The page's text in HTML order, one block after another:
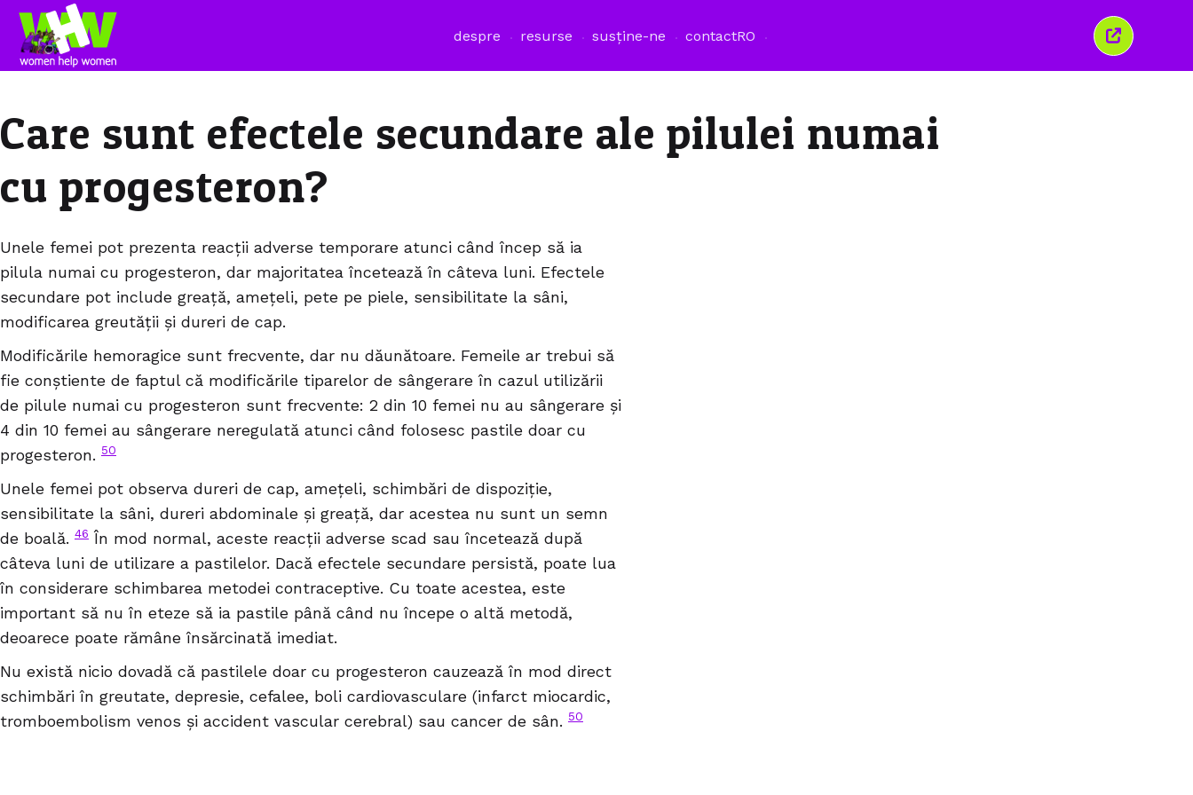
despre resurse susține-ne contactRO
Închide
această
Care sunt efectele secundare ale pilulei numai
cu progesteron?
Unele femei pot prezenta reacții adverse temporare atunci când încep să ia
pilula numai cu progesteron, dar majoritatea încetează în câteva luni. Efectele
secundare pot include greață, amețeli, pete pe piele, sensibilitate la sâni,
modificarea greutății și dureri de cap.
Modificările hemoragice sunt frecvente, dar nu dăunătoare. Femeile ar trebui să
fie conștiente de faptul că modificările tiparelor de sângerare în cazul utilizării
de pilule numai cu progesteron sunt frecvente: 2 din 10 femei nu au sângerare și
4 din 10 femei au sângerare neregulată atunci când folosesc pastile doar cu
progesteron. 50
Unele femei pot observa dureri de cap, amețeli, schimbări de dispoziție,
sensibilitate la sâni, dureri abdominale și greață, dar acestea nu sunt un semn
de boală. 46 În mod normal, aceste reacții adverse scad sau încetează după
câteva luni de utilizare a pastilelor. Dacă efectele secundare persistă, poate lua
în considerare schimbarea metodei contraceptive. Cu toate acestea, este
important să nu în eteze să ia pastile până când nu începe o altă metodă,
deoarece poate rămâne însărcinată imediat.
Nu există nicio dovadă că pastilele doar cu progesteron cauzează în mod direct
schimbări în greutate, depresie, cefalee, boli cardiovasculare (infarct miocardic,
tromboembolism venos și accident vascular cerebral) sau cancer de sân. 50